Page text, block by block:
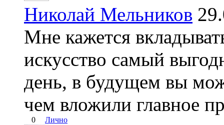
Николай Мельников
Мне кажется
искусство самый
день, в будущем вы
чем вложили главное
0 Лично